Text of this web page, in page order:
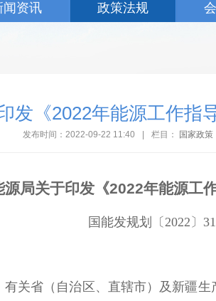
闻资讯 政策法规
发《2022年能源工作指
发布时间：2022-09-22 11:40 栏目： 国家政策
源局关于印发《2022年能源工
国能发规划〔2022〕
关省（自治区、直辖市）及新疆